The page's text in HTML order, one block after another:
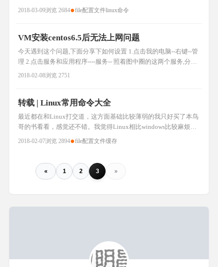
近使用的两次目录 pwd 查看当前路径 ctrl+c 强制中断 clear 清空当
2018-03-09浏览 2684●file配置文件linux命令
VM安装centos6.5后无法上网问题
今天遇到这个问题,下面分享下如何设置 1.点击我的电脑--右键--管
理 2.点击服务和应用程序----服务-- 照着图中圈的这两个服务,分别
开启即可 之后我们查看虚拟机,网络恢复了
2018-02-08浏览 2751
转载 | Linux常用命令大全
最近都在和Linux打交道，这方面基础比较薄弱的我只好买了本鸟
哥的书看看，感觉还不错。我觉得Linux相比windows比较麻烦的
就是很多东西都要用命令来控制，当然，这也是很多人喜欢linux
息 arch 显示机器的处理器架构(1) una
2018-02-07浏览 2894●file配置文件缓存
« 1 2 3 »